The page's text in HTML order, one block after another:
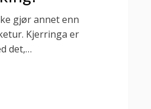
gjør annet enn
Kjerringa er
det,…